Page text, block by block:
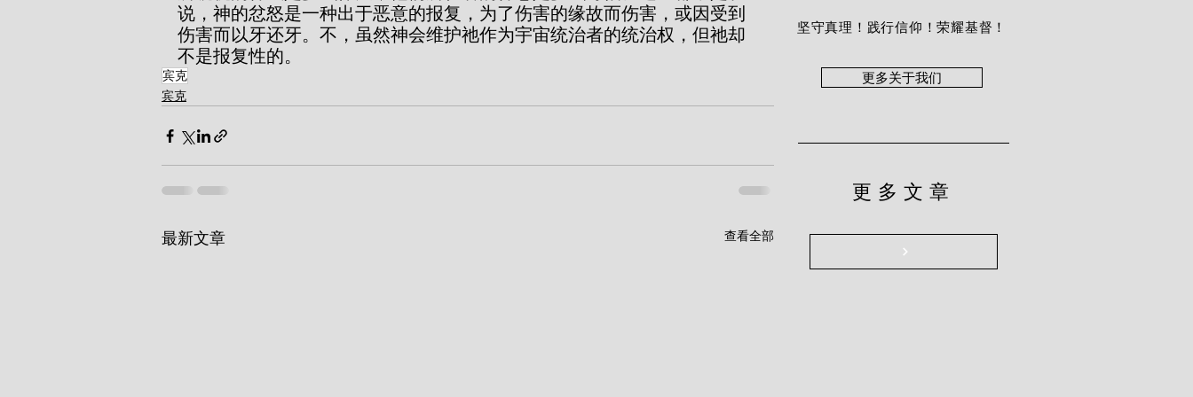
说，神的忿怒是一种出于恶意的报复，为了伤害的缘故而伤害，或因受到
伤害而以牙还牙。不，虽然神会维护祂作为宇宙统治者的统治权，但祂却
不是报复性的。
宾克
宾克
最新文章 查看全部
坚守真理！践行信仰！荣耀基督！
更多关于我们
更多文章